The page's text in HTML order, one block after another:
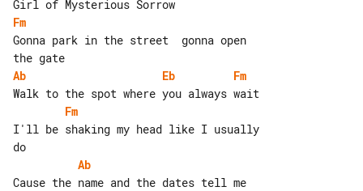
Fm
Gonna park in the street  gonna open
Ab
Eb
Fm
Fm
I'll be shaking my head like I usually
Ab